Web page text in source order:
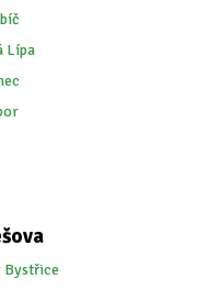
Lípa
Bystřice